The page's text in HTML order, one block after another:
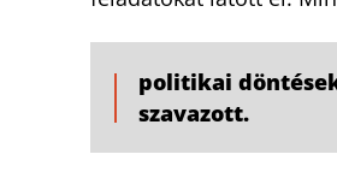
politikai
szavazott.